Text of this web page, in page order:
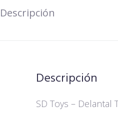
Descripción
Descripción
SD Toys – Delantal